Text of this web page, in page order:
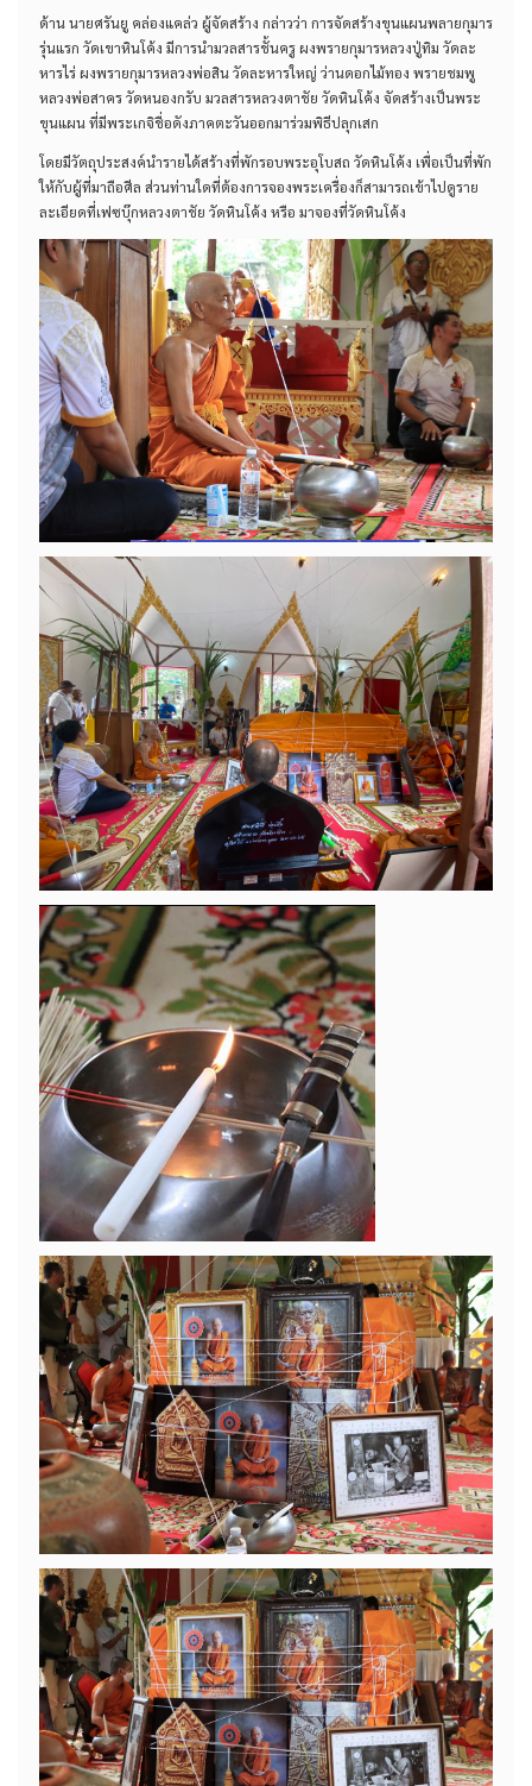
ด้าน นายศรันยู คล่องแคล่ว ผู้จัดสร้าง กล่าวว่า การจัดสร้างขุนแผนพลายกุมาร
รุ่นแรก วัดเขาหินโค้ง มีการนำมวลสารชั้นครู ผงพรายกุมารหลวงปู่ทิม วัดละ
หารไร่ ผงพรายกุมารหลวงพ่อสิน วัดละหารใหญ่ ว่านดอกไม้ทอง พรายชมพู
หลวงพ่อสาคร วัดหนองกรับ มวลสารหลวงตาชัย วัดหินโค้ง จัดสร้างเป็นพระ
ขุนแผน ที่มีพระเกจิชื่อดังภาคตะวันออกมาร่วมพิธีปลุกเสก
โดยมีวัตถุประสงค์นำรายได้สร้างที่พักรอบพระอุโบสถ วัดหินโค้ง เพื่อเป็นที่พัก
ให้กับผู้ที่มาถือศีล ส่วนท่านใดที่ต้องการจองพระเครื่องก็สามารถเข้าไปดูราย
ละเอียดที่เฟซบุ๊กหลวงตาชัย วัดหินโค้ง หรือ มาจองที่วัดหินโค้ง